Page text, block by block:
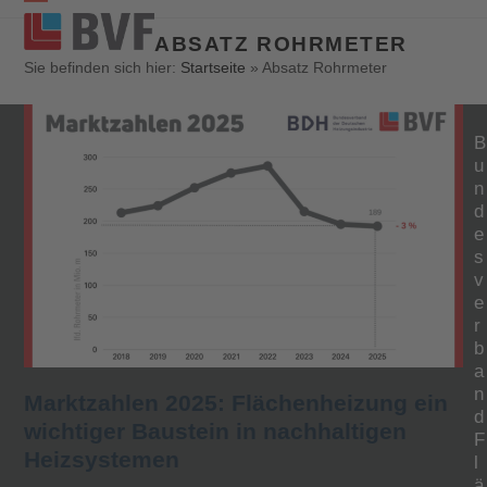
Open
mobile
Close
mobile
ABSATZ ROHRMETER
Sie befinden sich hier: Startseite »Absatz Rohrmeter
B
u
n
d
e
s
v
e
r
b
a
n
d
F
l